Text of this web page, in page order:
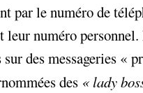
par le numéro de
leur numéro
des messageries «
des « lady